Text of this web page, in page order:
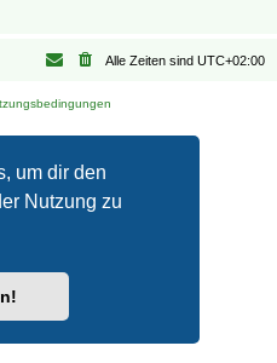
um dir den
Nutzung zu
Alle Zeiten sind UTC+02:00